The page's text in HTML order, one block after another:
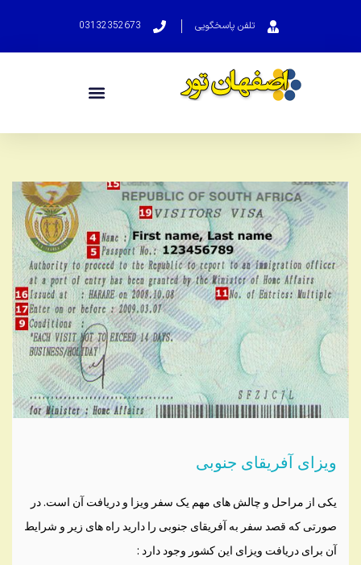
تلفن پاسخگویی 03132352673
ویزای آفریقای جنوبی
یکی از مراحل و چالش های مهم یک سفر ویزا و دریافت آن است. در
صورتی که قصد سفر به آفریقای جنوبی را دارید راه های زیر و شرایط
آن برای دریافت ویزای این کشور وجود دارد :